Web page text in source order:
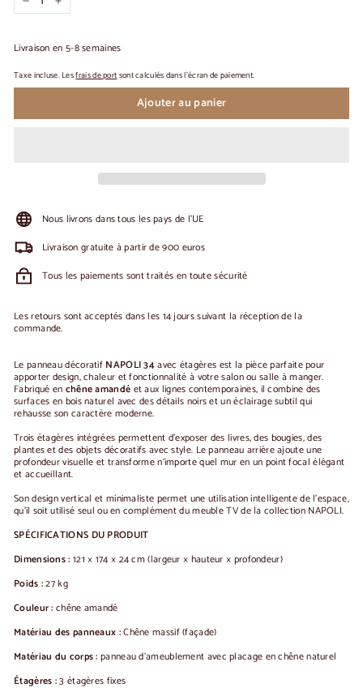
+
Livraison en 5-8 semaines
Taxe incluse. Lesfrais de portsont calculés dans l'écran de paiement.
Ajouter au panier
Nous livrons dans tous les pays de l'UE
Livraison gratuite à partir de 900 euros
Tous les paiements sont traités en toute sécurité
Les retours sont acceptés dans les 14 jours suivant la réception de la
commande.
Le panneau décoratif NAPOLI 34avec étagères est la pièce parfaite pour
apporter design, chaleur et fonctionnalité à votre salon ou salle à manger.
Fabriqué en chêne amandé et aux lignes contemporaines, il combine des
surfaces en bois naturel avec des détails noirs et un éclairage subtil qui
rehausse son caractère moderne.
Trois étagères intégrées permettent d'exposer des livres, des bougies, des
plantes et des objets décoratifs avec style. Le panneau arrière ajoute une
profondeur visuelle et transforme n'importe quel mur en un point focal élégant
et accueillant.
Son design vertical et minimaliste permet une utilisation intelligente de l'espace,
qu'il soit utilisé seul ou en complément du meuble TV de la collection NAPOLI.
SPÉCIFICATIONS DU PRODUIT
Dimensions : 121 × 174 × 24 cm (largeur × hauteur × profondeur)
Poids :27 kg
Couleur : chêne amandé
Matériau des panneaux :Chêne massif (façade)
Matériau du corps : panneau d'ameublement avec placage en chêne naturel
Étagères :3 étagères fixes